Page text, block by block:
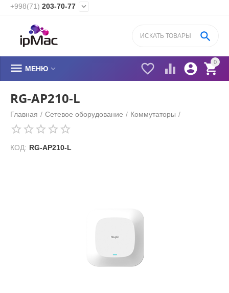
+998(71) 203-70-77 
0


 

 МЕНЮ 
RG-AP210-L
Главная / Сетевое оборудование / Коммутаторы /
КОД: RG-AP210-L